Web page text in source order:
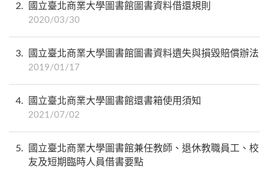
2 國立臺北商業大學圖書館圖書資料借還規則
2020/03/30
3 國立臺北商業大學圖書館圖書資料遺失與損毀賠償辦法
2019/01/17
4 國立臺北商業大學圖書館還書箱使用須知
2021/07/02
5
國立臺北商業大學圖書館兼任教師、退休教職員工、校
友及短期臨時人員借書要點